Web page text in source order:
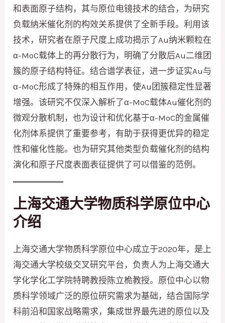
和表面原子结构，其与原位电镜技术的结合，为研究
负载纳米催化剂的构效关系提供了全新手段。利用该
技术，研究者在原子尺度上成功揭示了Au纳米颗粒在
α-MoC载体上的再分散行为，明确了分散后Au二维团
簇的原子结构特征。结合谱学表征，进一步证实Au与
α-MoC形成了特殊的相互作用，使Au团簇稳定性显著
增强。该研究不仅深入解析了α-MoC载体Au催化剂的
微观分散机制，也为设计和优化基于α-MoC的金属催
化剂体系提供了重要参考，有助于获得更优异的稳定
性和催化性能。也为研究其他类型负载催化剂的结构
演化和原子尺度表面表征提供了可以借鉴的范例。
上海交通大学物质科学原位中心
介绍
上海交通大学物质科学原位中心成立于2020年，是上
海交通大学校级交叉研究平台，负责人为上海交通大
学化学化工学院特聘教授陈立桅教授。原位中心以物
质科学领域广泛的原位研究需求为基础，结合国际学
科前沿和国家战略需求，集成世界最先进的原位以及